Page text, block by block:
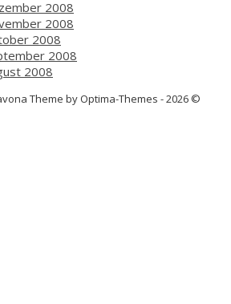
2008
2008
2008
2008
2008
Theme by Optima-Themes - 2026 ©